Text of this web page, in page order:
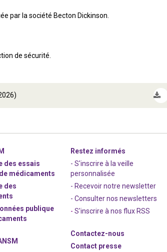
par la société Becton Dickinson.
de sécurité.
des essais
médicaments
des
publique
Restez informés
- S'inscrire à la veille
personnalisée
- Recevoir notre newsletter
- Consulter nos newsletters
-S'inscrire à nos flux RSS
Contactez-nous
Contact presse